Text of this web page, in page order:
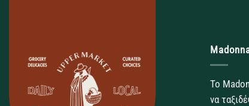
Το
να